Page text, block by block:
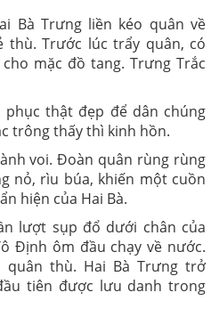
Bà Trưng liền kéo quân về
thù. Trước lúc trẩy quân, có
mặc đồ tang. Trưng Trắc
phục thật đẹp để dân chúng
trông thấy thì kinh hồn.
voi. Đoàn quân rùng rùng
nỏ, rìu búa, khiến một cuồn
hiện của Hai Bà.
lượt sụp đổ dưới chân của
Định ôm đầu chạy về nước.
thù. Hai Bà Trưng trở
tiên được lưu danh trong